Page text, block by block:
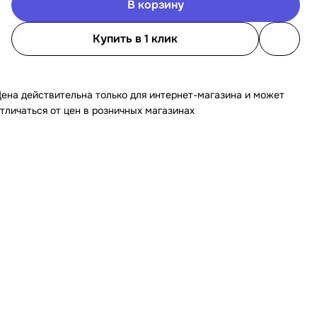
В корзину
Купить в 1 клик
действительна только для интернет-магазина и может
от цен в розничных магазинах